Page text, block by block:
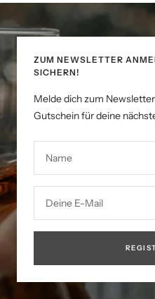
ZUM NEWSLETTER
SICHERN!
Melde dich zum
Gutschein für deine
Name
Deine E-Mail